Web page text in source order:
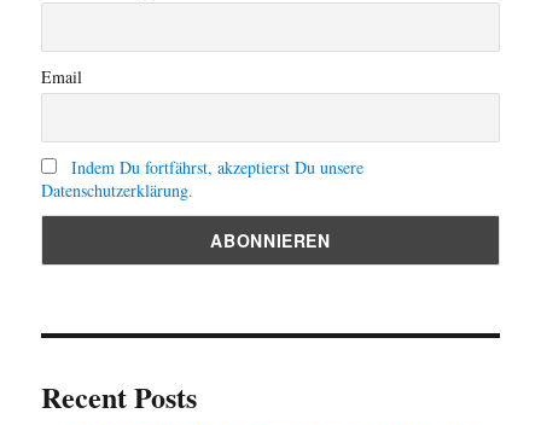
Email
Indem Du fortfährst, akzeptierst Du unsere
Datenschutzerklärung.
Recent Posts